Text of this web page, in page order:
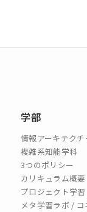
学部
情報アーキテク
複雑系知能学科
3つのポリシー
カリキュラム概要
プロジェクト学習
メタ学習ラボ /